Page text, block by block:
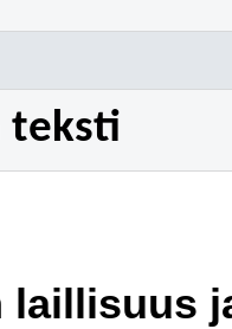
teksti
laillisuus